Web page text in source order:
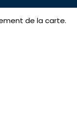
de la carte.